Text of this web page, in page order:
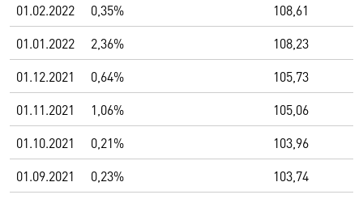
01.02.2022
0,35%
108,61
01.01.2022
2,36%
108,23
01.12.2021
0,64%
105,73
01.11.2021
1,06%
105,06
01.10.2021
0,21%
103,96
01.09.2021
0,23%
103,74